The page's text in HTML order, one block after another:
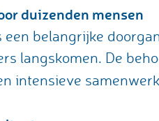
duizenden mensen
een belangrijke
langskomen. De
intensieve